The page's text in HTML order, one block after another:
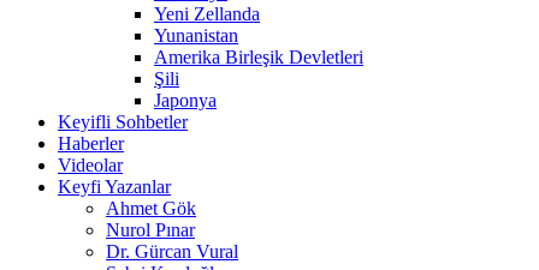
Yeni Zellanda
Yunanistan
Amerika Birleşik Devletleri
Şili
Japonya
Keyifli Sohbetler
Haberler
Videolar
Keyfi Yazanlar
Ahmet Gök
Nurol Pınar
Dr. Gürcan Vural